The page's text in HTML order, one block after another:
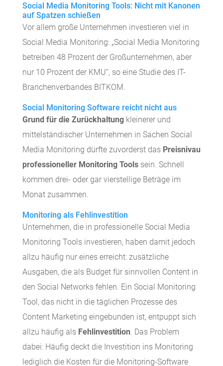
Social Media Monitoring Tools: Nicht mit Kanonen
auf Spatzen schießen
Vor allem große Unternehmen investieren viel in
Social Media Monitoring: „Social Media Monitoring
betreiben 48 Prozent der Großunternehmen, aber
nur 10 Prozent der KMU“, so eine Studie des IT-
Branchenverbandes BITKOM.
Social Monitoring Software reicht nicht aus
Grund für die Zurückhaltungkleinerer und
mittelständischer Unternehmen in Sachen Social
Media Monitoring dürfte zuvorderst das Preisnivau
professioneller Monitoring Toolssein. Schnell
kommen drei- oder gar vierstellige Beträge im
Monat zusammen.
Monitoring als Fehlinvestition
Unternehmen, die in professionelle Social Media
Monitoring Tools investieren, haben damit jedoch
allzu häufig nur eines erreicht: zusätzliche
Ausgaben, die als Budget für sinnvollen Content in
den Social Networks fehlen. Ein Social Monitoring
Tool, das nicht in die täglichen Prozesse des
Content Marketing eingebunden ist, entpuppt sich
allzu häufig als Fehlinvestition. Das Problem
dabei: Häufig deckt die Investition ins Monitoring
lediglich die Kosten für die Monitoring-Software